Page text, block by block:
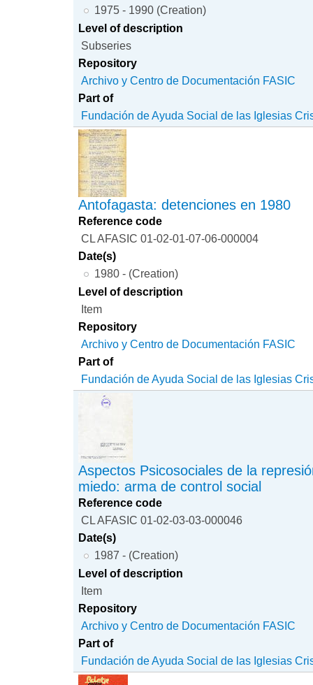
1975 - 1990 (Creation)
Level of description
Subseries
Repository
Archivo y Centro de Documentación FASIC
Part of
Fundación de Ayuda Social de las Iglesias
Antofagasta: detenciones en 1980
Reference code
CL AFASIC 01-02-01-07-06-000004
Date(s)
1980 - (Creation)
Level of description
Item
Repository
Archivo y Centro de Documentación FASIC
Part of
Fundación de Ayuda Social de las Iglesias
Aspectos Psicosociales de la
miedo: arma de control social
Reference code
CL AFASIC 01-02-03-03-000046
Date(s)
1987 - (Creation)
Level of description
Item
Repository
Archivo y Centro de Documentación FASIC
Part of
Fundación de Ayuda Social de las Iglesias